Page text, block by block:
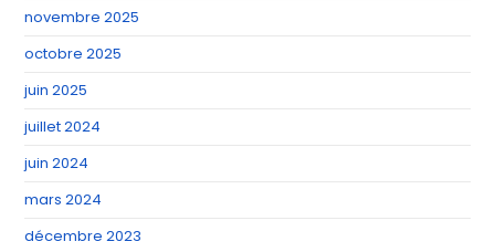
novembre 2025
octobre 2025
juin 2025
juillet 2024
juin 2024
mars 2024
décembre 2023